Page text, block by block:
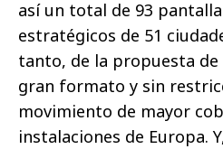
así un total de 93
estratégicos de 51
tanto, de la propuesta
gran formato y sin
movimiento de mayor
instalaciones de Europa.